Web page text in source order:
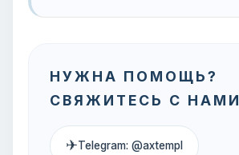
НУЖНА ПОМОЩЬ?
СВЯЖИТЕСЬ С НАМИ
✈Telegram: @axtempl